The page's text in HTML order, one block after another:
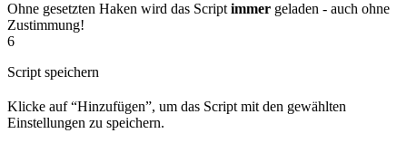
Ohne gesetzten Haken wird das Script immer geladen - auch ohne
Zustimmung!
6
Script speichern
Klicke auf “Hinzufügen”, um das Script mit den gewählten
Einstellungen zu speichern.